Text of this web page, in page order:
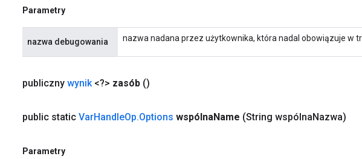
Parametry
nazwa debugowania nazwa nadana przez użytkownika, która nadal obowiązuje w
publiczny wynik<?> zasób ()
public static VarHandleOp.Options wspólnaName (String wspólnaNazwa)
Parametry